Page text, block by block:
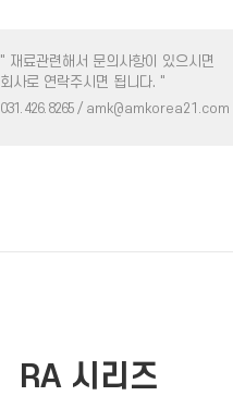
" 재료관련해서 문의사항이 있으시면
회사로 연락주시면 됩니다. "
031. 426. 8265 / amk@amkorea21.com
RA 시리즈